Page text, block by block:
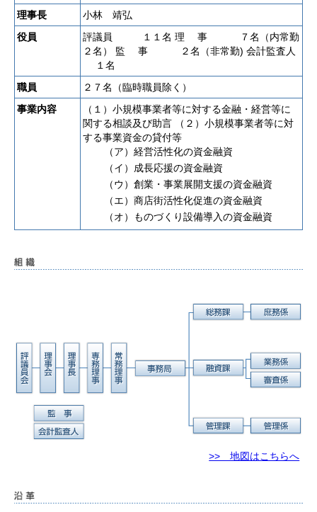
理事長
小林 靖弘
役員
評議員 １１名 理 事 ７名（内常勤
２名） 監 事 ２名（非常勤) 会計監査人
１名
職員
２７名（臨時職員除く）
事業内容
（１）小規模事業者等に対する金融・経営等に
関する相談及び助言
（２）小規模事業者等に対
する事業資金の貸付等
（ア）経営活性化の資金融資
（イ）成長応援の資金融資
（ウ）創業・事業展開支援の資金融資
（エ）商店街活性化促進の資金融資
（オ）ものづくり設備導入の資金融資
>> 地図はこちらへ